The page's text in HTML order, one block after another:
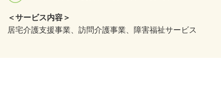
＜サービス内容＞
居宅介護支援事業、訪問介護事業、障害福祉サービス